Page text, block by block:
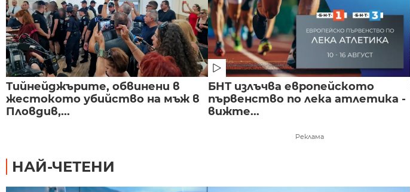
Тийнейджърите, обвинени в
жестокото убийство на мъж в
Пловдив,...
БНТ излъчва европейското
първенство по лека атлетика -
вижте...
Реклама
НАЙ-ЧЕТЕНИ